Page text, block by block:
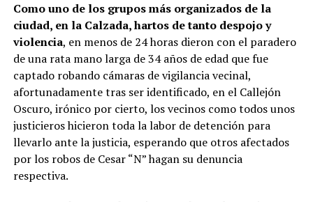
Como uno de los grupos más organizados de la
ciudad, en la Calzada, hartos de tanto despojo y
violencia, en menos de 24 horas dieron con el paradero
de una rata mano larga de 34 años de edad que fue
captado robando cámaras de vigilancia vecinal,
afortunadamente tras ser identificado, en el Callejón
Oscuro, irónico por cierto, los vecinos como todos unos
justicieros hicieron toda la labor de detención para
llevarlo ante la justicia, esperando que otros afectados
por los robos de Cesar “N” hagan su denuncia
respectiva.